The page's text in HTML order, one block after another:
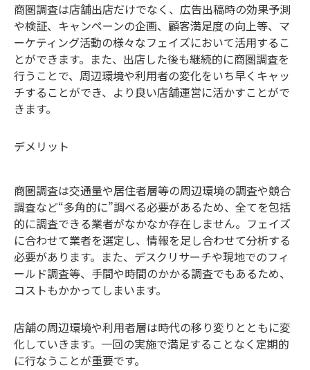
商圏調査は店舗出店だけでなく、広告出稿時の効果予測
や検証、キャンペーンの企画、顧客満足度の向上等、マ
ーケティング活動の様々なフェイズにおいて活用するこ
とができます。また、出店した後も継続的に商圏調査を
行うことで、周辺環境や利用者の変化をいち早くキャッ
チすることができ、より良い店舗運営に活かすことがで
きます。
デメリット
商圏調査は交通量や居住者層等の周辺環境の調査や競合
調査など“多角的に”調べる必要があるため、全てを包括
的に調査できる業者がなかなか存在しません。フェイズ
に合わせて業者を選定し、情報を足し合わせて分析する
必要があります。 また、デスクリサーチや現地でのフィ
ールド調査等、手間や時間のかかる調査でもあるため、
コストもかかってしまいます。
店舗の周辺環境や利用者層は時代の移り変りとともに変
化していきます。一回の実施で満足することなく定期的
に行なうことが重要です。